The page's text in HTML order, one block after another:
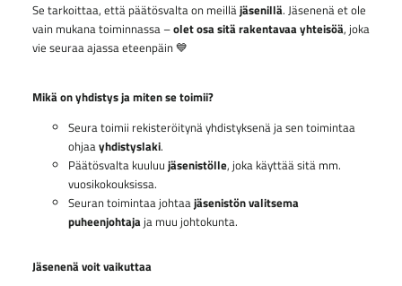
Se tarkoittaa, että päätösvalta on meilläjäsenillä. Jäsenenä et ole
vain mukana toiminnassa –olet osa sitä rakentavaa yhteisöä, joka
vie seuraa ajassa eteenpäin 💙
Mikä on yhdistys ja miten se toimii?
Seura toimii rekisteröitynä yhdistyksenä ja sen toimintaa
ohjaayhdistyslaki.
Päätösvalta kuuluu jäsenistölle, joka käyttää sitä mm.
vuosikokouksissa.
Seuran toimintaa johtaajäsenistönvalitsema
puheenjohtajaja muu johtokunta.
Jäsenenä voit vaikuttaa